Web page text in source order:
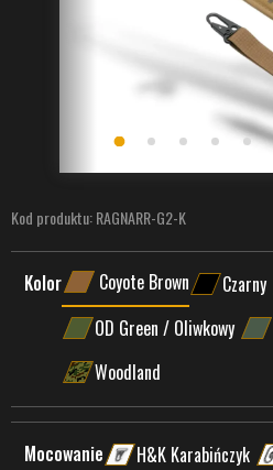
Kod produktu:RAGNARR-G2-K
Kolor Coyote Brown Czarny
OD Green / Oliwkowy
Woodland
Mocowanie H&K Karabińczyk